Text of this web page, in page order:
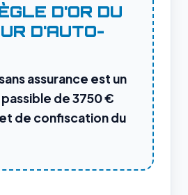
D'OR DU
D'AUTO-
assurance est un
de 3750 €
de confiscation du